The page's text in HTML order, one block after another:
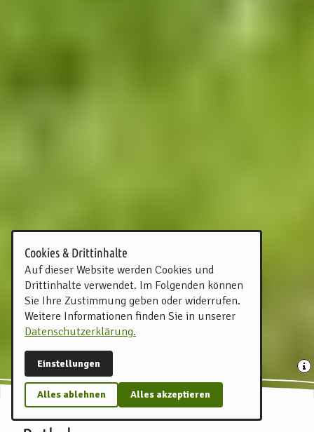
Cookies & Drittinhalte
Auf dieser Website werden Cookies und
Drittinhalte verwendet. Im Folgenden können
Sie Ihre Zustimmung geben oder widerrufen.
Weitere Informationen finden Sie in unserer
Datenschutzerklärung.
Einstellungen
Alles ablehnen Alles akzeptieren